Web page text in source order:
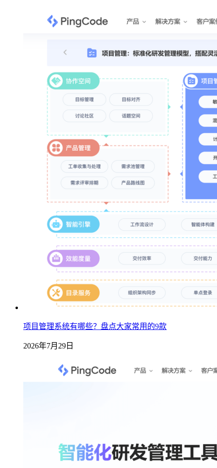
项目管理系统有哪些？盘点大家常用的9款
2026年7月29日